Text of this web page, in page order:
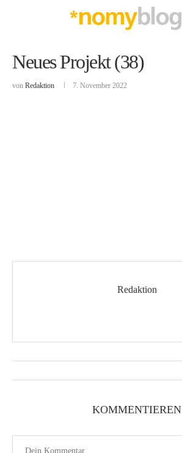
Neues Projekt (38)
von Redaktion 7. November 2022
Redaktion
KOMMENTIEREN